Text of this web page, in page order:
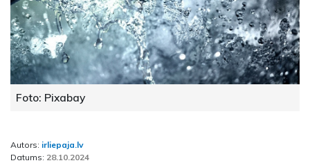
Foto: Pixabay
Autors: irliepaja.lv
Datums: 28.10.2024